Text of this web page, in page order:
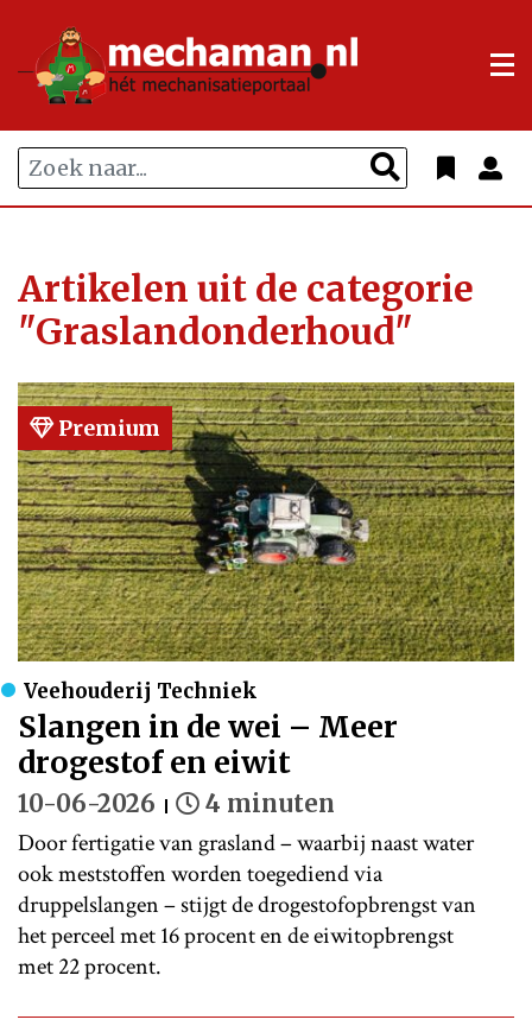
Artikelen uit de categorie
"Graslandonderhoud"
Premium
Veehouderij Techniek
Slangen in de wei – Meer
drogestof en eiwit
10-06-2026 4 minuten
Door fertigatie van grasland – waarbij naast water
ook meststoffen worden toegediend via
druppelslangen – stijgt de drogestofopbrengst van
het perceel met 16 procent en de eiwitopbrengst
met 22 procent.